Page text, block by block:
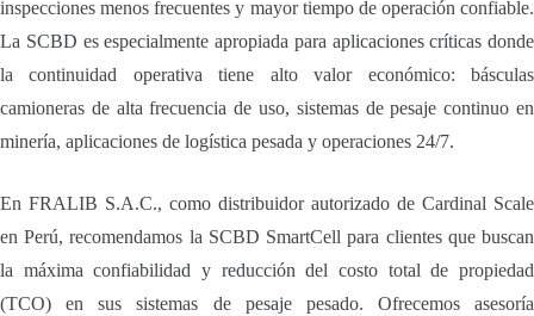
inspecciones menos frecuentes y mayor tiempo de operación confiable.
La SCBD es especialmente apropiada para aplicaciones críticas donde
la continuidad operativa tiene alto valor económico: básculas
camioneras de alta frecuencia de uso, sistemas de pesaje continuo en
minería, aplicaciones de logística pesada y operaciones 24/7.
En FRALIB S.A.C., como distribuidor autorizado de Cardinal Scale
en Perú, recomendamos la SCBD SmartCell para clientes que buscan
la máxima confiabilidad y reducción del costo total de propiedad
(TCO) en sus sistemas de pesaje pesado. Ofrecemos asesoría